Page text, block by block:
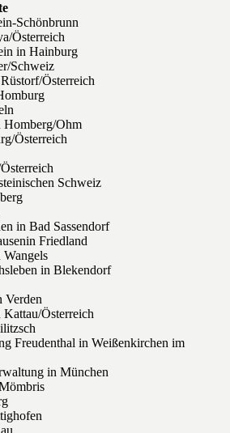
Schönbrunn
Österreich
in Hainburg
Schweiz
Österreich
Homberg/Ohm
Österreich
Schweiz
in Bad Sassendorf
Friedland
in Blekendorf
Verden
Österreich
Freudenthal in Weißenkirchen im
in München